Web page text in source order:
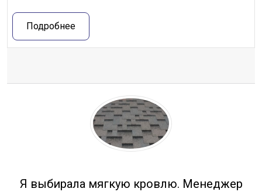
Подробнее
Я выбирала мягкую кровлю. Менеджер